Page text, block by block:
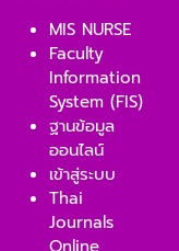
MIS NURSE
Faculty
Information
System (FIS)
ฐานข้อมูล
ออนไลน์
เข้าสู่ระบบ
Thai
Journals